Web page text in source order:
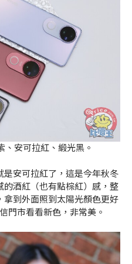
安可拉紅、緞光黑。
安可拉紅了，這是今年秋冬
酒紅（也有點棕紅）感，整
到外面照到太陽光顏色更好
門市看看新色，非常美。